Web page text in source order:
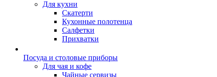
Для кухни
Скатерти
Кухонные полотенца
Салфетки
Прихватки
Посуда и столовые приборы
Для чая и кофе
Чайные сервизы